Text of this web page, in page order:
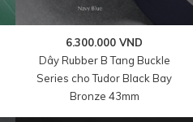
6.300.000 VND
Dây Rubber B Tang Buckle
Series cho Tudor Black Bay
Bronze 43mm